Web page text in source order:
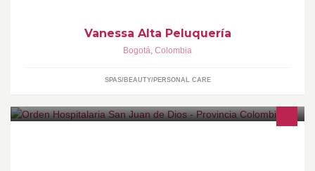
Vanessa Alta Peluquería
Bogotá, Colombia
SPAS/BEAUTY/PERSONAL CARE